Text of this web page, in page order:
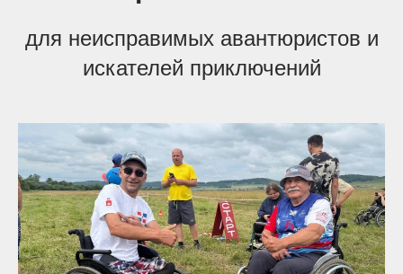
для неисправимых авантюристов и
искателей приключений